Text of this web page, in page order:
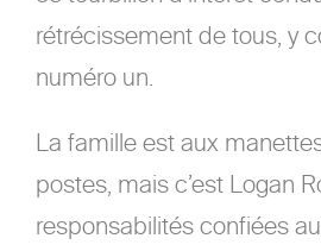
rétrécissement de tous, y
numéro un.
La famille est aux
postes, mais c’est Logan
responsabilités confiées